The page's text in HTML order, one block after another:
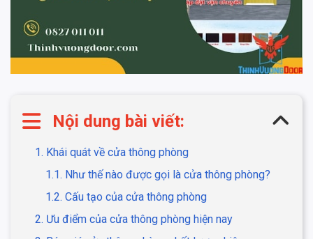
Nội dung bài viết:
1. Khái quát về cửa thông phòng
1.1. Như thế nào được gọi là cửa thông phòng?
1.2. Cấu tạo của cửa thông phòng
2. Ưu điểm của cửa thông phòng hiện nay